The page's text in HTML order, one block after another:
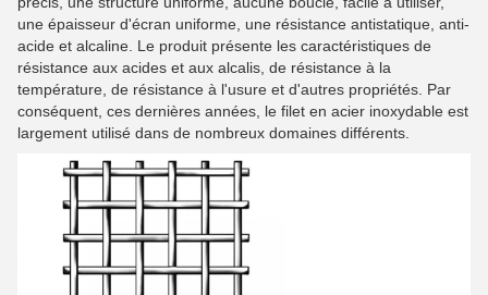
une épaisseur d'écran uniforme, une résistance antistatique, anti-
acide et alcaline. Le produit présente les caractéristiques de
résistance aux acides et aux alcalis, de résistance à la
température, de résistance à l'usure et d'autres propriétés. Par
conséquent, ces dernières années, le filet en acier inoxydable est
largement utilisé dans de nombreux domaines différents.